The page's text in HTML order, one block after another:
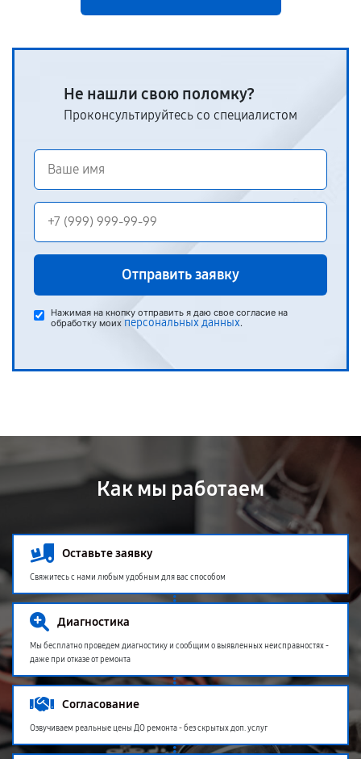
Не нашли свою поломку?
Проконсультируйтесь со специалистом
Отправить заявку
Нажимая на кнопку отправить я даю свое согласие на
обработку моих персональных данных.
Как мы работаем
Оставьте заявку
Свяжитесь с нами любым удобным для вас способом
Диагностика
Мы бесплатно проведем диагностику и сообщим о выявленных неисправностях -
даже при отказе от ремонта
Согласование
Озвучиваем реальные цены ДО ремонта - без скрытых доп. услуг